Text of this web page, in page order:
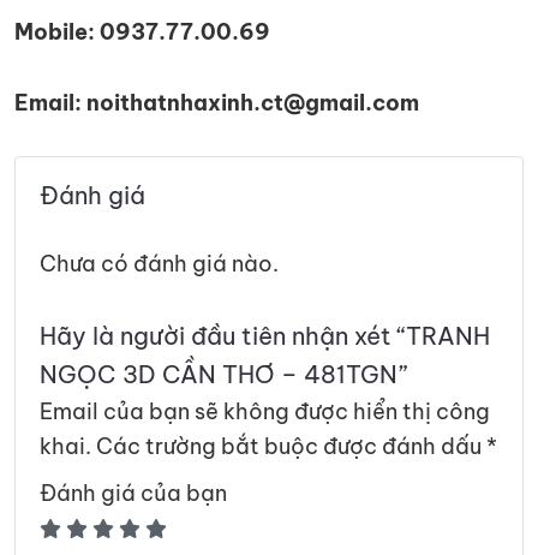
Mobile: 0937.77.00.69
Email: noithatnhaxinh.ct@gmail.com
Đánh giá
Chưa có đánh giá nào.
Hãy là người đầu tiên nhận xét “TRANH
NGỌC 3D CẦN THƠ – 481TGN”
Email của bạn sẽ không được hiển thị công
khai. Các trường bắt buộc được đánh dấu *
Đánh giá của bạn